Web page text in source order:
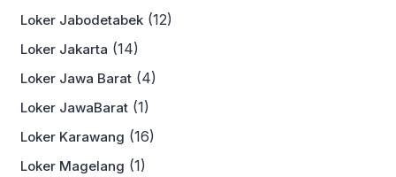
Loker Jabodetabek (12)
Loker Jakarta (14)
Loker Jawa Barat (4)
Loker JawaBarat (1)
Loker Karawang (16)
Loker Magelang (1)